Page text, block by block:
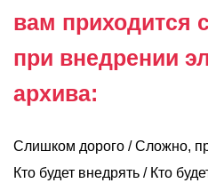
Уничтожение документов
Сканирование документов
Цифровые услуги
вам приходится
при внедрении
архива:
Слишком дорого / Сложно,
Кто будет внедрять / Кто